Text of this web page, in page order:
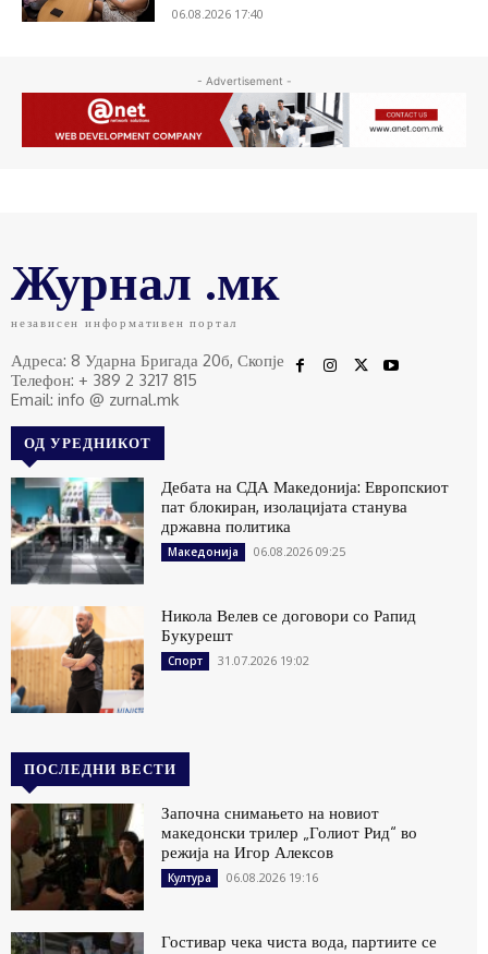
06.08.2026 17:40
- Advertisement -
Журнал .мк
независен информативен портал
Адреса: 8 Ударна Бригада 20б, Скопје
Телефон: + 389 2 3217 815
Email: info @ zurnal.mk
ОД УРЕДНИКОТ
Дебата на СДА Македонија: Европскиот
пат блокиран, изолацијата станува
државна политика
Македонија 06.08.2026 09:25
Никола Велев се договори со Рапид
Букурешт
Спорт 31.07.2026 19:02
ПОСЛЕДНИ ВЕСТИ
Започна снимањето на новиот
македонски трилер „Голиот Рид“ во
режија на Игор Алексов
Култура 06.08.2026 19:16
Гостивар чека чиста вода, партиите се